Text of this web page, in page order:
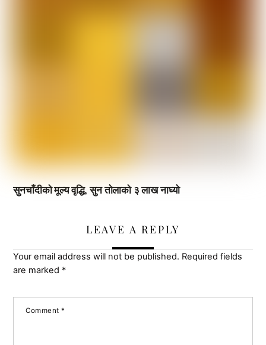
सुनचाँदीको मूल्य वृद्धि, सुन तोलाको ३ लाख नाघ्यो
LEAVE A REPLY
Your email address will not be published. Required fields
are marked *
Comment*